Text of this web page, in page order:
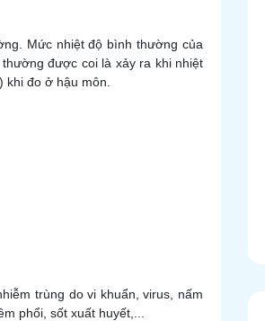
Mức nhiệt độ bình thường của
được coi là xảy ra khi nhiệt
khi đo ở hậu môn.
trùng do vi khuẩn, virus, nấm
phổi, sốt xuất huyết,...